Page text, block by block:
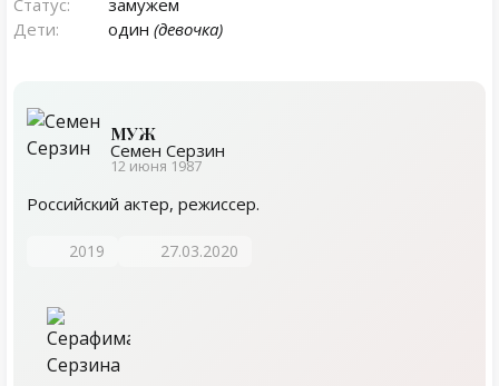
Статус:
замужем
Дети:
один (девочка)
МУЖ
Семен Серзин
12 июня 1987
Российский актер, режиссер.
2019 27.03.2020